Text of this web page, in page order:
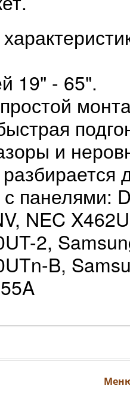
19" - 65".
и
панелями:
NEC
2,
B,